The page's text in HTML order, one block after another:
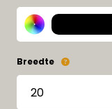
Breedte